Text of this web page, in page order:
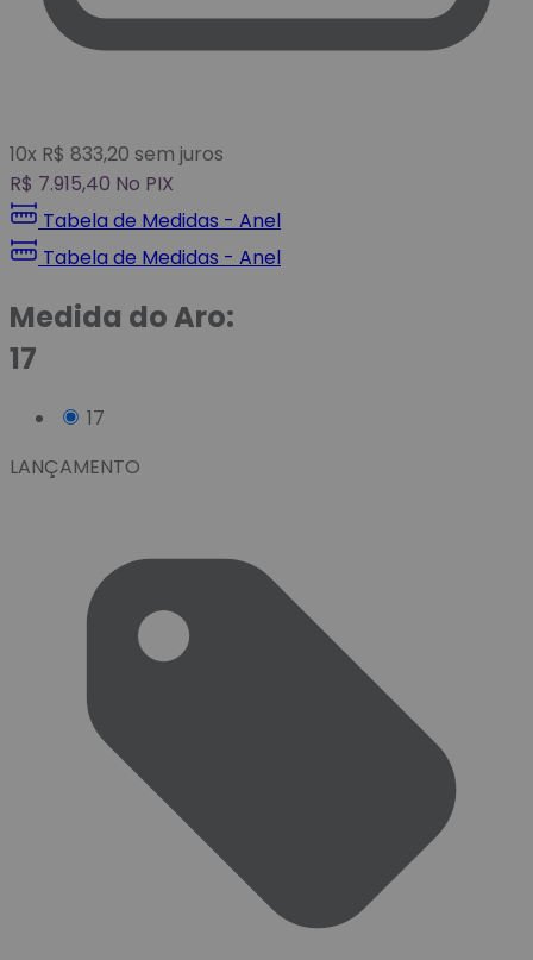
10x R$ 833,20 sem juros
R$ 7.915,40 No PIX
Tabela de Medidas - Anel
Tabela de Medidas - Anel
Medida do Aro:
17
17